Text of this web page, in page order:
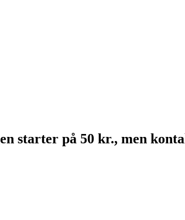
starter på 50 kr., men